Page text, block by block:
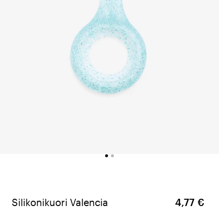
Silikonikuori Valencia
4,77 €